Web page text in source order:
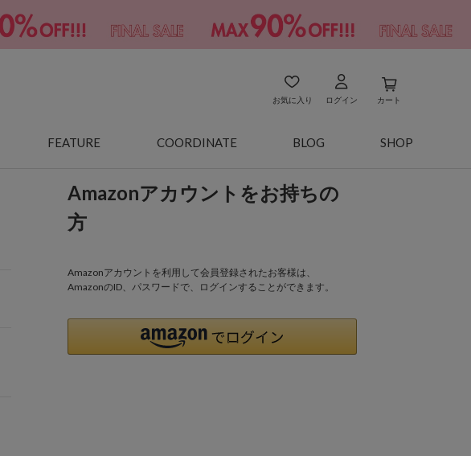
お気に入り ログイン カート
FEATURE COORDINATE BLOG SHOP
Amazonアカウントをお持ちの
方
Amazonアカウントを利用して会員登録されたお客様は、
AmazonのID、パスワードで、ログインすることができます。